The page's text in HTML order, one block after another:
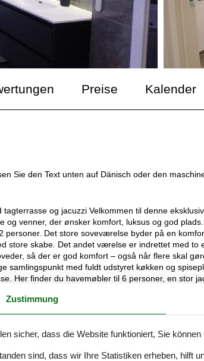
Preise Kalender
Sie den Text unten auf Dänisch oder den
og jacuzzi Velkommen til denne
og venner, der ønsker komfort, luksus og god
Det store soveværelse byder på en
store skabe. Det andet værelse er indrettet med to
så der er god komfort – også når flere skal
samlingspunkt med fuldt udstyret køkken og
Her finder du havemøbler til 6 personer, en stor
himmel. En ideel lejlighed til dig, der ønsker
blive opkrævet tættere på din ankomstdato.
forbrugsomkostninger.Depositummet dækker
endelige beløb vil blive justeret baseret på
inden for 21 dage efter udtjekning.Depositummet
ville skulle betale, og sikrer en gnidningsfri
Zustimmung
sicher, dass die Website funktioniert, Sie können
sind, dass wir Ihre Statistiken erheben, hilft